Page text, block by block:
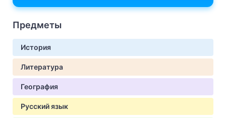
Предметы
История
Литература
География
Русский язык